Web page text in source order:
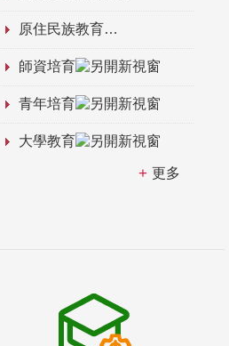
原住民族教育
師資培育
青年培育
大學教育
更多